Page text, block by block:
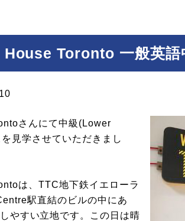
Toronto 一般英語
さんにて中級(Lower
見学させていただきまし
は、TTC地下鉄イエローラ
駅直結のビルの中にあ
やすい立地です。この日は晴